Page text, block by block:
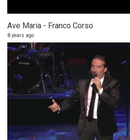
Ave Maria - Franco Corso
8 years ago